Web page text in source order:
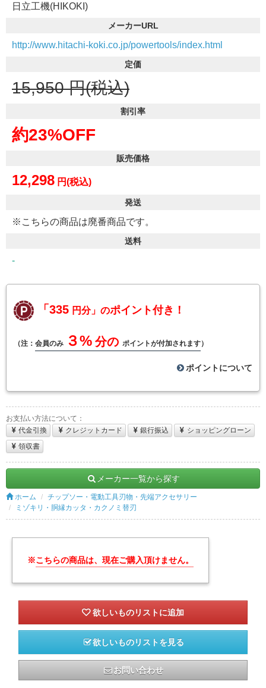
日立工機(HIKOKI)
メーカーURL
http://www.hitachi-koki.co.jp/powertools/index.html
定価
15,950 円(税込)
割引率
約23%OFF
販売価格
12,298 円(税込)
発送
※こちらの商品は廃番商品です。
送料
-
「335 円分」のポイント付き！
（注： 会員のみ ３% 分の ポイントが付加されます）
ポイントについて
お支払い方法について：
代金引換
クレジットカード 銀行振込
ショッピングローン
領収書
メーカー一覧から探す
ホーム
チップソー・電動工具刃物・先端アクセサリー
ミゾキリ・胴縁カッタ・カクノミ替刃
※こちらの商品は、現在ご購入頂けません。
欲しいものリストを見る
お問い合わせ